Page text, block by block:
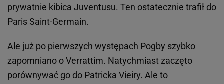
prywatnie kibica Juventusu. Ten ostatecznie trafił do
Paris Saint-Germain.
Ale już po pierwszych występach Pogby szybko
zapomniano o Verrattim. Natychmiast zaczęto
porównywać go do Patricka Vieiry. Ale to